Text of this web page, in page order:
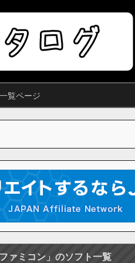
覧ページ
ァミコン」のソフト一覧